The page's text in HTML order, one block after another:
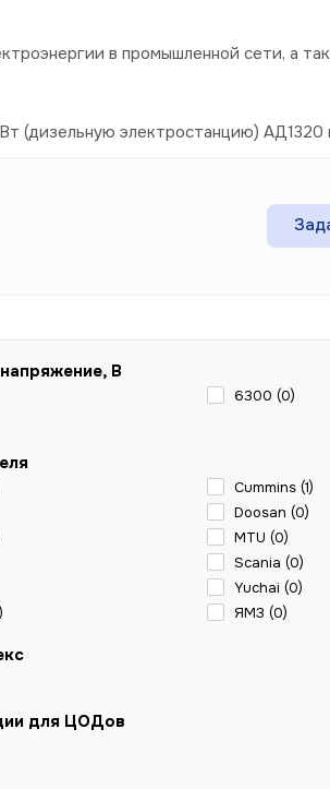
в промышленной сети, а
(дизельную электростанцию) АД1320
В
6300 (0)
Cummins (1)
Doosan (0)
MTU (0)
Scania (0)
Yuchai (0)
) ЯМЗ (0)
для ЦОДов